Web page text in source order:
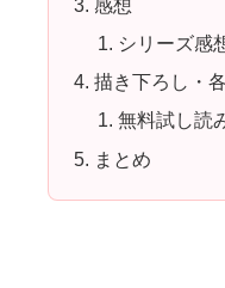
感想
シリーズ感
描き下ろし・
無料試し読
まとめ